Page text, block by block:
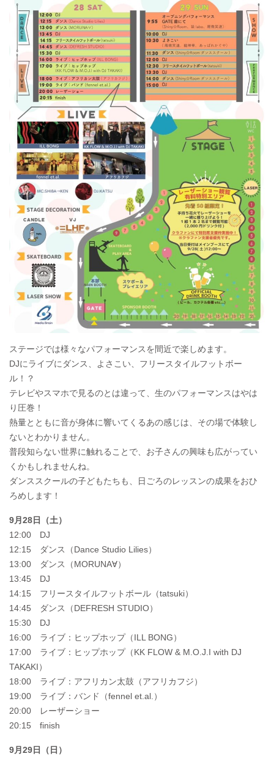
ステージでは様々なパフォーマンスを間近で楽しめます。
DJにライブにダンス、よさこい、フリースタイルフットボー
ル！？
テレビやスマホで見るのとは違って、生のパフォーマンスはやは
り圧巻！
熱量とともに音が身体に響いてくるあの感じは、その場で体験し
ないとわかりません。
普段知らない世界に触れることで、お子さんの興味も広がってい
くかもしれませんね。
ダンススクールの子どもたちも、日ごろのレッスンの成果をおひ
ろめします！
9月28日（土）
12:00 DJ
12:15 ダンス（Dance Studio Lilies）
13:00 ダンス（MORUNA∀）
13:45 DJ
14:15 フリースタイルフットボール（tatsuki）
14:45 ダンス（DEFRESH STUDIO）
15:30 DJ
16:00 ライブ：ヒップホップ（ILL BONG）
17:00 ライブ：ヒップホップ（KK FLOW & M.O.J.I with DJ
TAKAKI）
18:00 ライブ：アフリカン太鼓（アフリカフジ）
19:00 ライブ：バンド（fennel et.al.）
20:00 レーザーショー
20:15 finish
9月29日（日）